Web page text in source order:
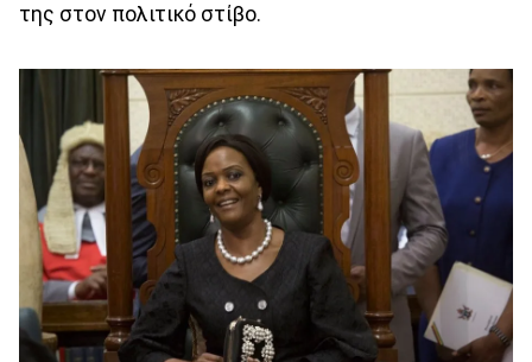
της στον πολιτικό στίβο.